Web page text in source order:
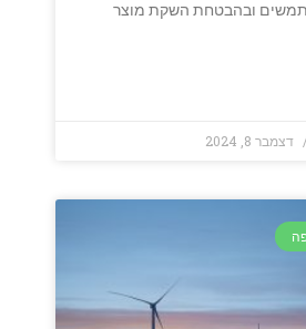
ובהבטחת השקת מוצר
דצמבר 8, 2024